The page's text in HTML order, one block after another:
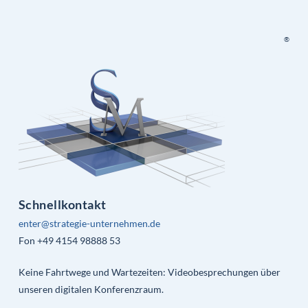
®
Schnellkontakt
enter@strategie-unternehmen.de
Fon +49 4154 98888 53
Keine Fahrtwege und Wartezeiten: Videobesprechungen über
unseren digitalen Konferenzraum.